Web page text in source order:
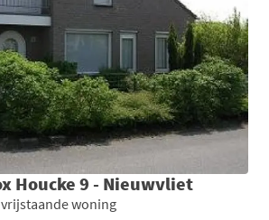
Houcke 9 - Nieuwvliet
woning